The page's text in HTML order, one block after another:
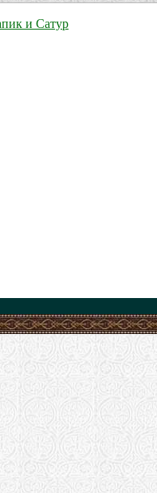
и Сатур